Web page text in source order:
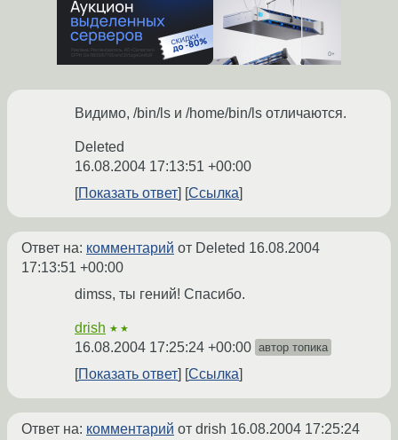
Видимо, /bin/ls и /home/bin/ls отличаются.
Deleted
16.08.2004 17:13:51 +00:00
Показать ответ
Ссылка
Ответ на: комментарий от Deleted 16.08.2004
17:13:51 +00:00
dimss, ты гений! Спасибо.
drish ★★
16.08.2004 17:25:24 +00:00 автор топика
Показать ответ Ссылка
Ответ на: комментарий от drish 16.08.2004 17:25:24